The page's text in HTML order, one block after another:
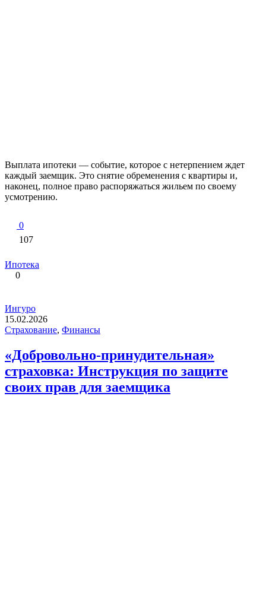
Выплата ипотеки — событие, которое с нетерпением ждет
каждый заемщик. Это снятие обременения с квартиры и,
наконец, полное право распоряжаться жильем по своему
усмотрению.
0
107
Ипотека
0
Ингуро
15.02.2026
Страхование, Финансы
«Добровольно-принудительная»
страховка: Инструкция по защите
своих прав для заемщика